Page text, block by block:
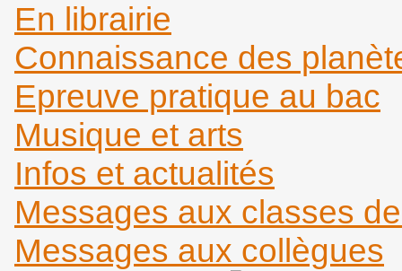
En librairie
Connaissance des
Epreuve pratique au bac
Musique et arts
Infos et actualités
Messages aux classes
Messages aux collègues